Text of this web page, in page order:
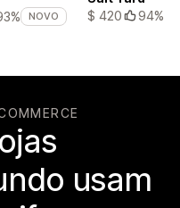
NOVO
$ 420
94%
usam